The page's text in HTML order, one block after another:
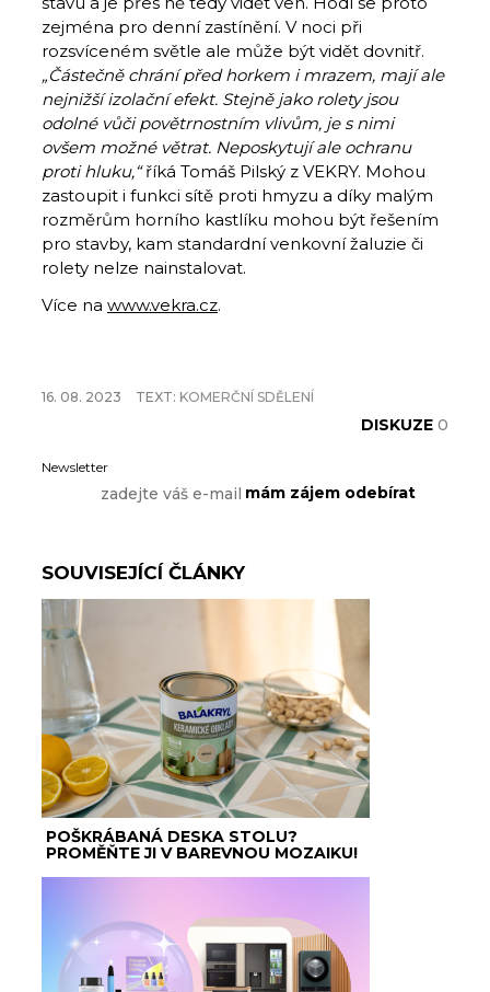
zejména pro denní zastínění. V noci při
rozsvíceném světle ale může být vidět dovnitř.
„Částečně chrání před horkem i mrazem, mají ale
nejnižší izolační efekt. Stejně jako rolety jsou
odolné vůči povětrnostním vlivům, je s nimi
ovšem možné větrat. Neposkytují ale ochranu
proti hluku,“říká Tomáš Pilský z VEKRY. Mohou
zastoupit i funkci sítě proti hmyzu a díky malým
rozměrům horního kastlíku mohou být řešením
pro stavby, kam standardní venkovní žaluzie či
rolety nelze nainstalovat.
Více na www.vekra.cz.
16. 08. 2023 TEXT: KOMERČNÍ SDĚLENÍ
DISKUZE 0
Newsletter
SOUVISEJÍCÍ ČLÁNKY
POŠKRÁBANÁ DESKA STOLU?
PROMĚŇTE JI V BAREVNOU MOZAIKU!